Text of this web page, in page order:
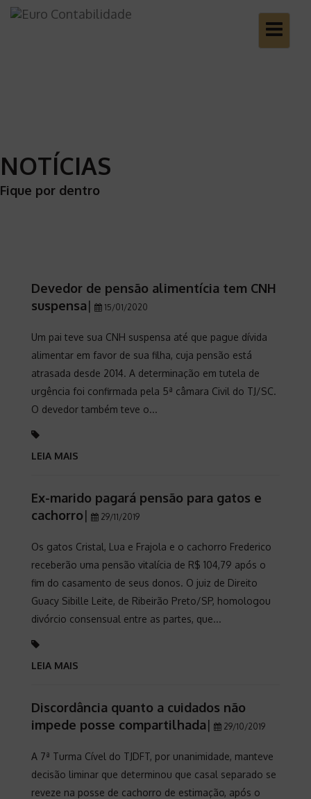
Toggle
NOTÍCIAS
Fique por dentro
Devedor de pensão alimentícia tem CNH
suspensa| 15/01/2020
Um pai teve sua CNH suspensa até que pague dívida
alimentar em favor de sua filha, cuja pensão está
atrasada desde 2014. A determinação em tutela de
urgência foi confirmada pela 5ª câmara Civil do TJ/SC.
O devedor também teve o...
LEIA MAIS
Ex-marido pagará pensão para gatos e
cachorro| 29/11/2019
Os gatos Cristal, Lua e Frajola e o cachorro Frederico
receberão uma pensão vitalícia de R$ 104,79 após o
fim do casamento de seus donos. O juiz de Direito
Guacy Sibille Leite, de Ribeirão Preto/SP, homologou
divórcio consensual entre as partes, que...
LEIA MAIS
Discordância quanto a cuidados não
impede posse compartilhada| 29/10/2019
A 7ª Turma Cível do TJDFT, por unanimidade, manteve
decisão liminar que determinou que casal separado se
reveze na posse de cachorro de estimação, após o